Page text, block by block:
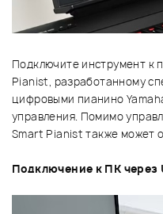
Подключите инструмент к
Pianist, разработанному
цифровыми пианино
управления. Помимо
Smart Pianist также может
Подключение к ПК через